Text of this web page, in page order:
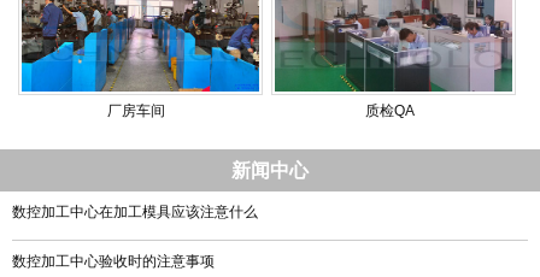
厂房车间 质检QA
新闻中心
数控加工中心在加工模具应该注意什么
数控加工中心验收时的注意事项